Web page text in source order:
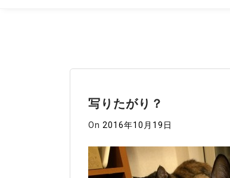
写りたがり？
On 2016年10月19日